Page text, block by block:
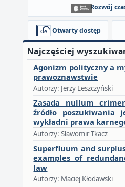
Rozwój
Otwarty dostęp
Najczęściej
Agonizm polityczny a
prawoznawstwie
Autorzy: Jerzy Leszczyński
Zasada nullum
źródło poszukiwania
wykładni prawa
Autorzy: Sławomir Tkacz
Superfluum and
examples of
law
Autorzy: Maciej Kłodawski